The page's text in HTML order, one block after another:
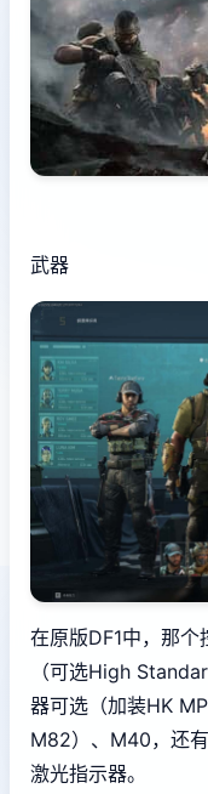
武器
在原版DF1中，那
（可选High
器可选（加装HK
M82）、M40，还
激光指示器。